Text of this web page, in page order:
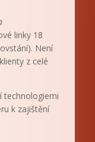
linky 18
Není
z celé
technologiemi
k zajištění